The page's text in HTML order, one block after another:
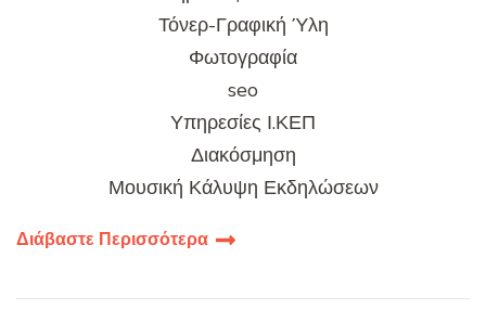
Τόνερ-Γραφική Ύλη
Φωτογραφία
seo
Υπηρεσίες Ι.ΚΕΠ
Διακόσμηση
Μουσική Κάλυψη Εκδηλώσεων
Διάβαστε Περισσότερα